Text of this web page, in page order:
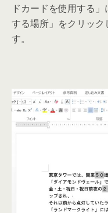
ドカードを使用する
する場所」をクリック
す。